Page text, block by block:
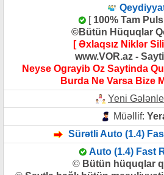
[ 100% Tam
©Bütün Hüquqlar
[ Əxlaqsız Niklər
www.VOR.az -
Neyse Ograyib Oz Saytinda
Burda Ne Varsa Bize
Yeni
Müəllif:
Sürətli Auto (1.4)
Auto (1.4) Fast
© Bütün hüquqlar